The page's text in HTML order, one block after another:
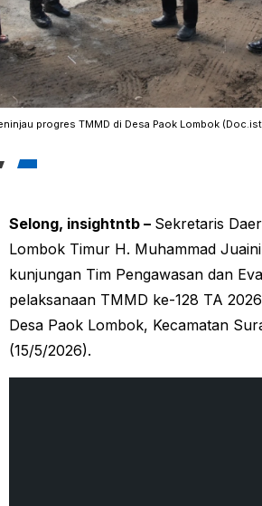
progres TMMD di Desa Paok Lombok
Selong, insightntb – Sekretaris
Lombok Timur H. Muhammad
kunjungan Tim Pengawasan dan
pelaksanaan TMMD ke-128 TA
Desa Paok Lombok, Kecamatan
(15/5/2026).